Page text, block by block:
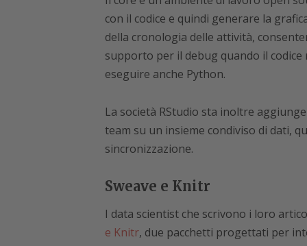
con il codice e quindi generare la
della cronologia delle attività,
supporto per il debug quando il codice
eseguire anche Python.
La società RStudio sta inoltre
team su un insieme condiviso di dati,
sincronizzazione.
Sweave e Knitr
I data scientist che scrivono i loro
e Knitr, due pacchetti progettati per